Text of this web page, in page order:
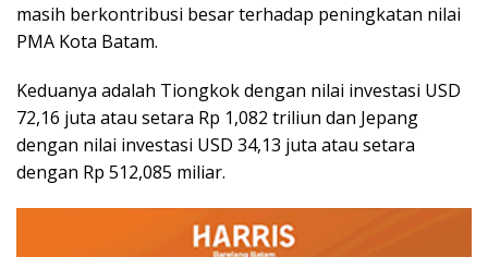
masih berkontribusi besar terhadap peningkatan nilai
PMA Kota Batam.
Keduanya adalah Tiongkok dengan nilai investasi USD
72,16 juta atau setara Rp 1,082 triliun dan Jepang
dengan nilai investasi USD 34,13 juta atau setara
dengan Rp 512,085 miliar.